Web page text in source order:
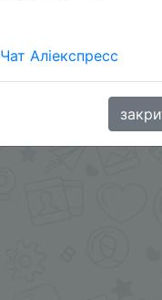
Чат Аліекспресс